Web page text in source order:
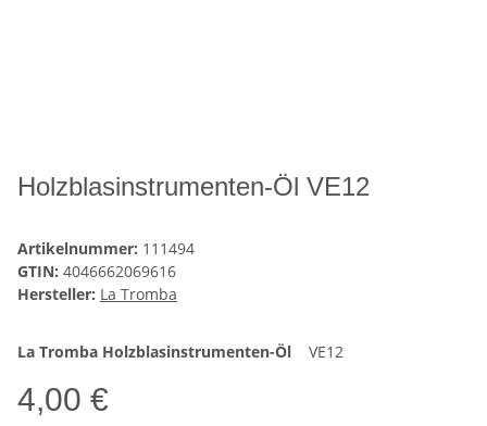
Holzblasinstrumenten-Öl VE12
Artikelnummer: 111494
GTIN: 4046662069616
Hersteller: La Tromba
La Tromba Holzblasinstrumenten-Öl VE12
4,00 €